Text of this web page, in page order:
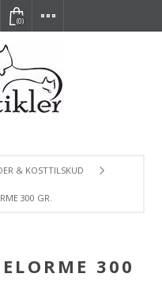
(0)
& KOSTTILSKUD
300 GR.
300